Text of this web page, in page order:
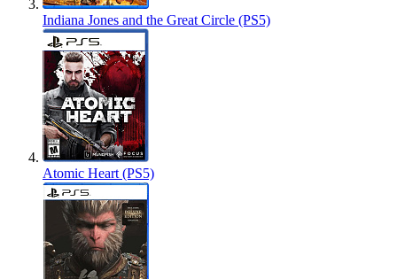
Indiana Jones and the Great Circle (PS5)
Atomic Heart (PS5)